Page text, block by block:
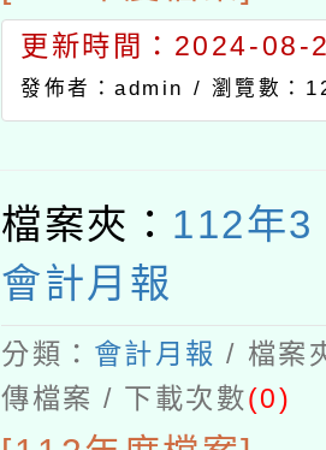
更新時間：2024-08-
發佈者：admin / 瀏覽數：
檔案夾： 112年3
會計月報
分類： 會計月報 / 檔案
傳檔案 / 下載次數(0)